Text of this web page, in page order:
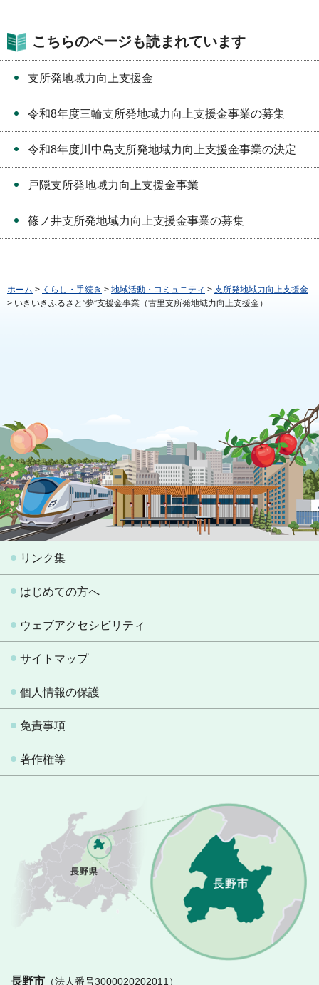
こちらのページも読まれています
支所発地域力向上支援金
令和8年度三輪支所発地域力向上支援金事業の募集
令和8年度川中島支所発地域力向上支援金事業の決定
戸隠支所発地域力向上支援金事業
篠ノ井支所発地域力向上支援金事業の募集
ホーム > くらし・手続き > 地域活動・コミュニティ > 支所発地域力向上支援金
> いきいきふるさと”夢”支援金事業（古里支所発地域力向上支援金）
リンク集
はじめての方へ
ウェブアクセシビリティ
サイトマップ
個人情報の保護
免責事項
著作権等
長野市 （法人番号3000020202011）